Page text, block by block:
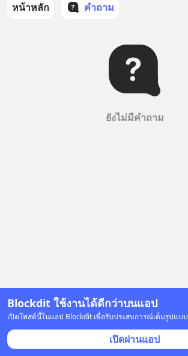
Blockdit ใช้งานได้ดีกว่าบนแอป
เปิดโพสต์นี้ในแอป Blockdit เพื่อรับประสบการณ์เต็มรูปแบบ
เปิดผ่านแอป
หน้าหลัก คำถาม
ยังไม่มีคำถาม